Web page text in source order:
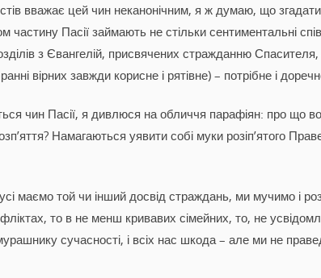
вважає цей чин неканонічним, я ж думаю, що
частину Пасії займають не стільки сентиментальні
з Євангелій, присвячених стражданню
вірних завжди корисне і рятівне) – потрібне і
чин Пасії, я дивлюся на обличчя парафіян: про що
Намагаються уявити собі муки розіп’ятого
маємо той чи інший досвід страждань, ми мучимо і
то в не менш кривавих сімейних, то, не
сучасності, і всіх нас шкода – але ми не